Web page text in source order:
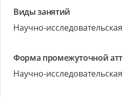
Виды занятий
Научно-
Форма промежуточной
Научно-